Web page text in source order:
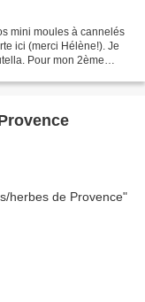
mini moules à cannelés
ici (merci Hélène!). Je
Pour mon 2ème